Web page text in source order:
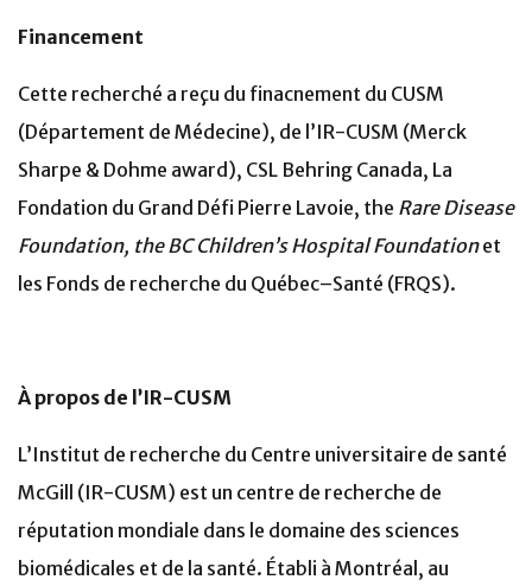
Financement
Cette recherché a reçu du finacnement du CUSM
(Département de Médecine), de l’IR-CUSM (Merck
Sharpe & Dohme award), CSL Behring Canada, La
Fondation du Grand Défi Pierre Lavoie, the Rare Disease
Foundation, the BC Children’s Hospital Foundationet
les Fonds de recherche du Québec–Santé (FRQS).
À propos de l’IR-CUSM
L’Institut de recherche du Centre universitaire de santé
McGill (IR-CUSM) est un centre de recherche de
réputation mondiale dans le domaine des sciences
biomédicales et de la santé. Établi à Montréal, au